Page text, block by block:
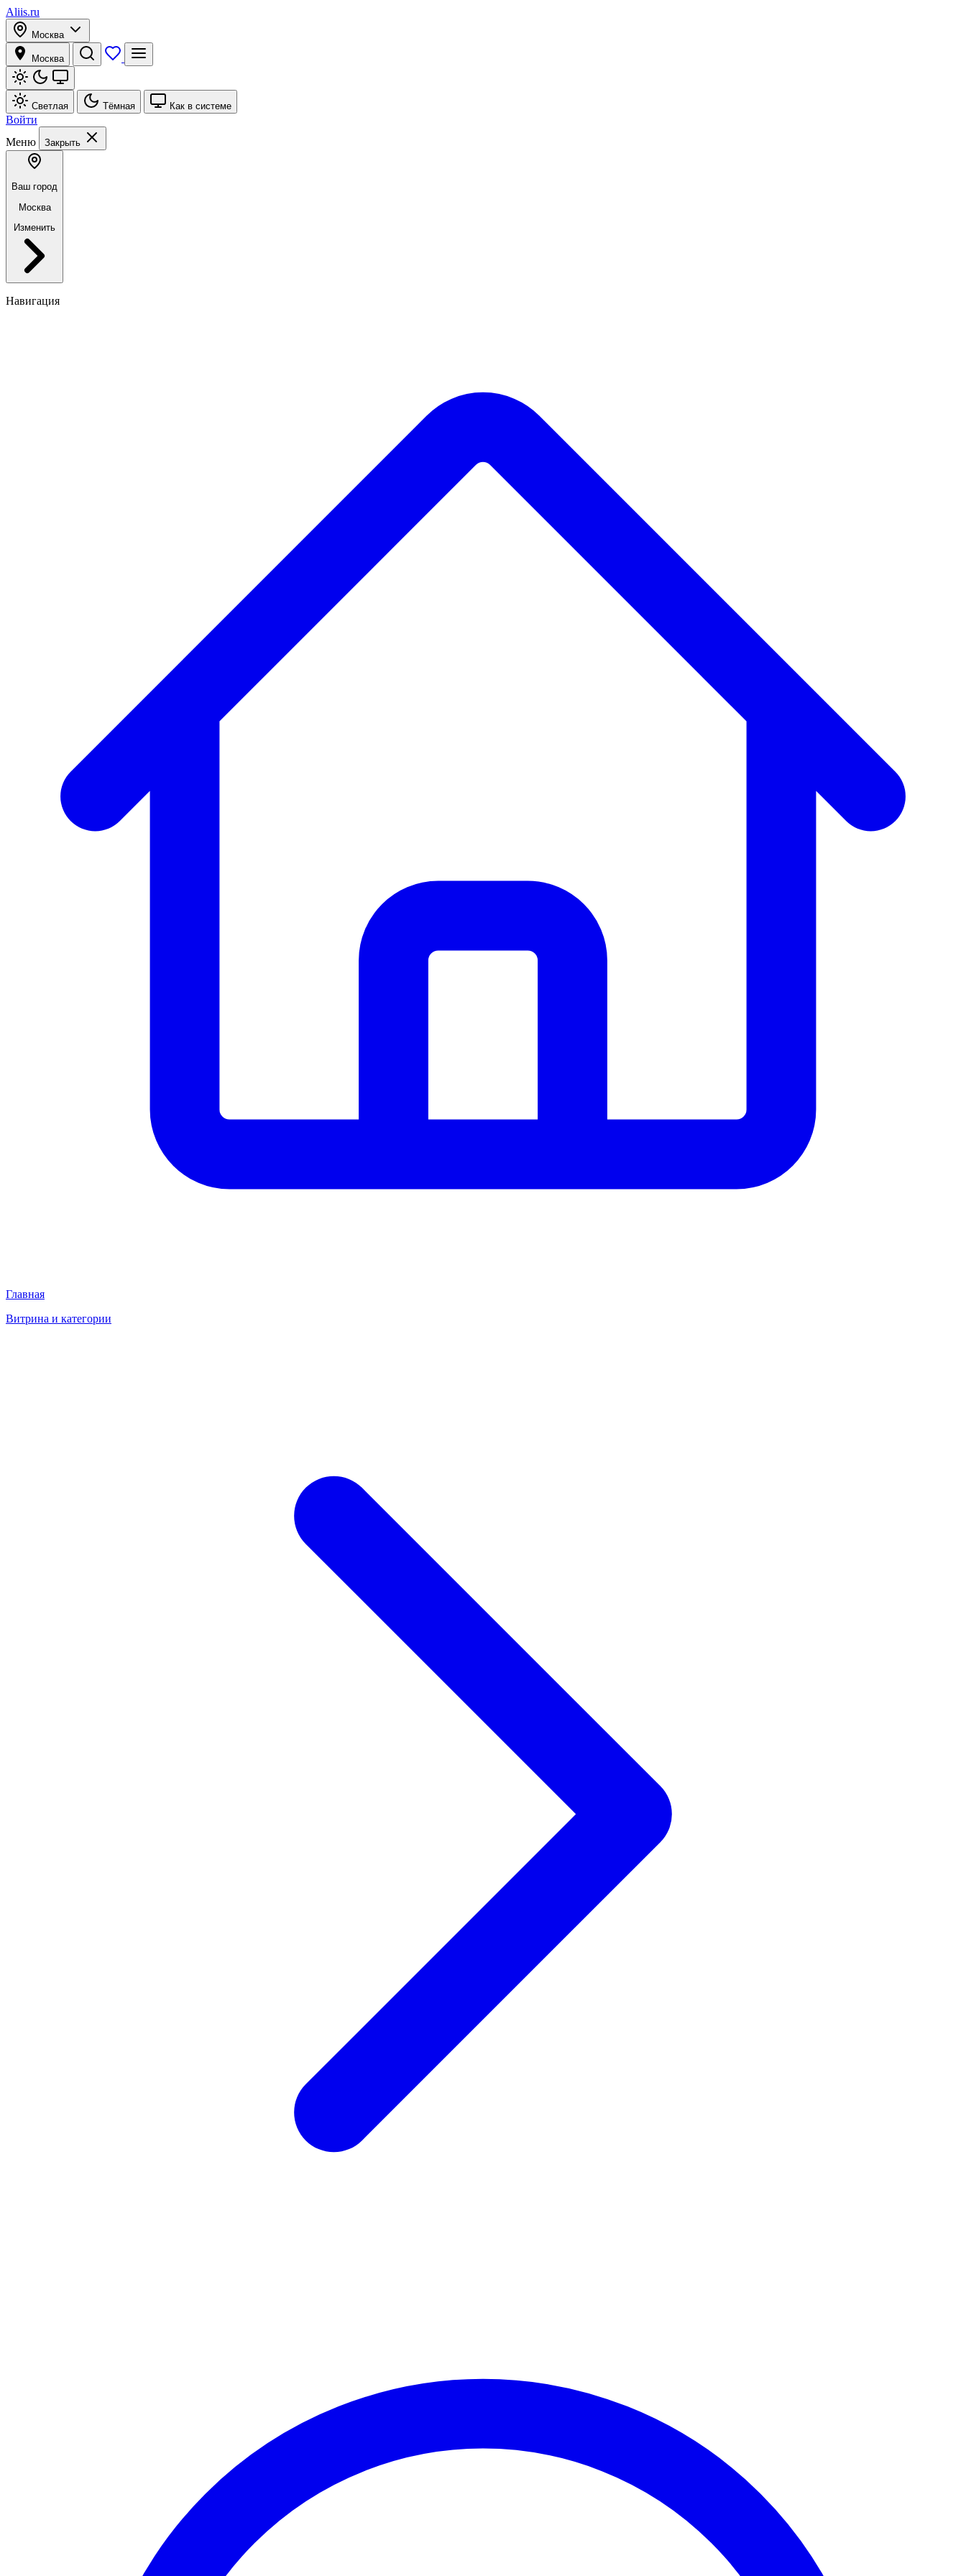
Aliis.ru
Москва
Москва
Светлая Тёмная Как в системе
Войти
Меню
Закрыть
Ваш город
Москва
Изменить
Навигация
Главная
Витрина и категории